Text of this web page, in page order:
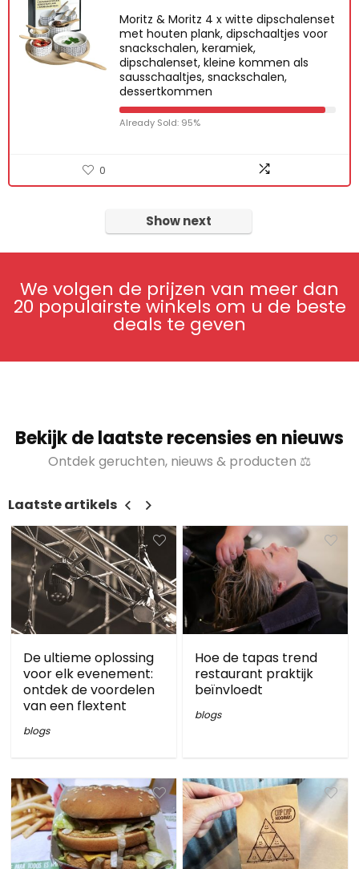
Moritz & Moritz 4 x witte dipschalenset
met houten plank, dipschaaltjes voor
snackschalen, keramiek,
dipschalenset, kleine kommen als
sausschaaltjes, snackschalen,
dessertkommen
Already Sold: 95%
0
Show next
We volgen de prijzen van meer dan
20 populairste winkels om u de beste
deals te geven
Bekijk de laatste recensies en nieuws
Ontdek geruchten, nieuws & producten ⚖
Laatste artikels
De ultieme oplossing
voor elk evenement:
ontdek de voordelen
van een flextent
blogs
Hoe de tapas trend
restaurant praktijk
beïnvloedt
blogs